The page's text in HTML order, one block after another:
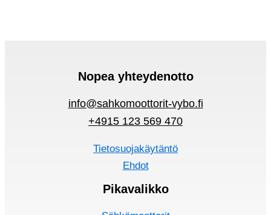
Nopea yhteydenotto
info@sahkomoottorit-vybo.fi
+4915 123 569 470
Tietosuojakäytäntö
Ehdot
Pikavalikko